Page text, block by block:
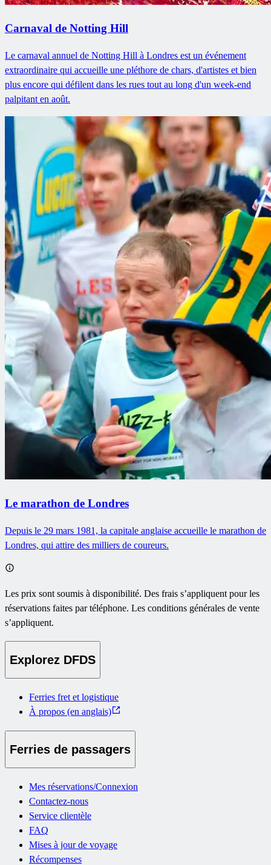
Carnaval de Notting Hill
Le carnaval annuel de Notting Hill à Londres est un événement
extraordinaire qui accueille une pléthore de chars, d'artistes et bien
plus encore qui défilent dans les rues tout au long d'un week-end
palpitant en août.
Le marathon de Londres
Depuis le 29 mars 1981, la capitale anglaise accueille le marathon de
Londres, qui attire des milliers de coureurs.
Les prix sont soumis à disponibilité. Des frais s’appliquent pour les
réservations faites par téléphone. Les conditions générales de vente
s’appliquent.
Explorez DFDS
Ferries fret et logistique
À propos (en anglais)
Ferries de passagers
Mes réservations/Connexion
Contactez-nous
Service clientèle
FAQ
Mises à jour de voyage
Récompenses